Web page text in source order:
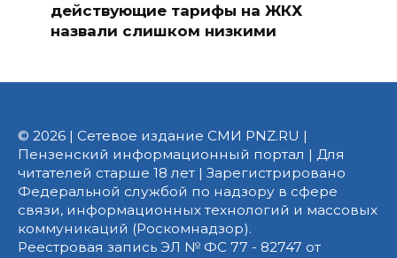
действующие тарифы на ЖКХ
назвали слишком низкими
© 2026 | Сетевое издание СМИ PNZ.RU |
Пензенский информационный портал | Для
читателей старше 18 лет | Зарегистрировано
Федеральной службой по надзору в сфере
связи, информационных технологий и массовых
коммуникаций (Роскомнадзор).
Реестровая запись ЭЛ № ФС 77 - 82747 от